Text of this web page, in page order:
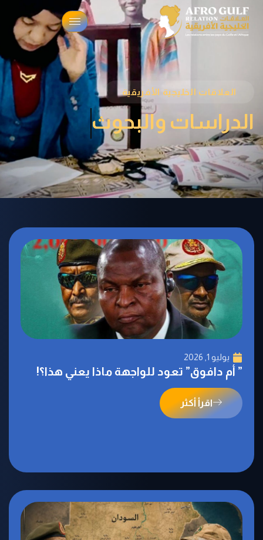
العلاقات الخليجية الأفريقية
الدراسات والبحوث
يوليو 1, 2026
‏” أم دافوق” تعود للواجهة ماذا يعني هذا؟!
اقرأ أكثر